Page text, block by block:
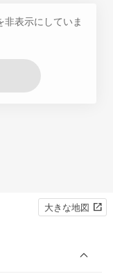
表示にしていま
大きな地図